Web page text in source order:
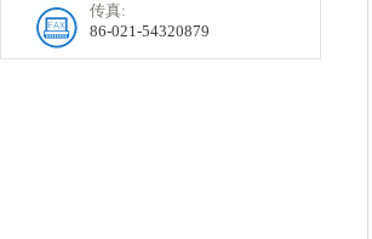
传真:
86-021-54320879